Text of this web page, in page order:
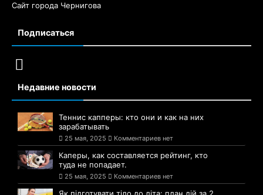
Сайт города Чернигова
Подписаться
Недавние новости
Теннис капперы: кто они и как на них
зарабатывать
25 мая, 2025 Комментариев нет
Каперы, как составляется рейтинг, кто
туда не попадает.
25 мая, 2025 Комментариев нет